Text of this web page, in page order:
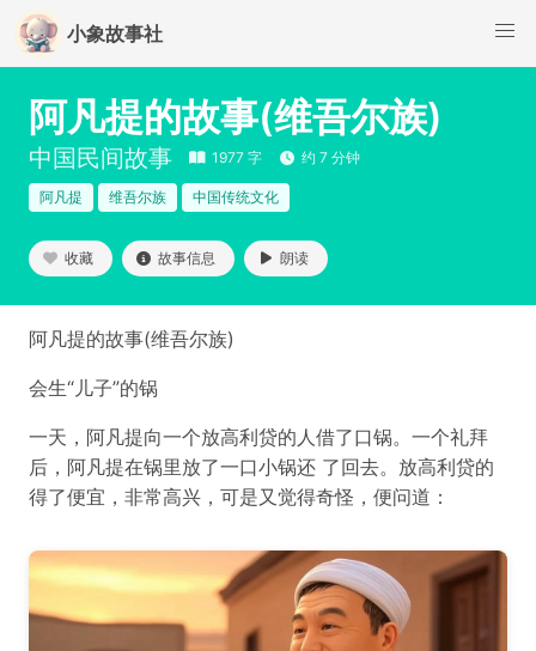
小象故事社
阿凡提的故事(维吾尔族)
中国民间故事 1977 字 约 7 分钟
阿凡提 维吾尔族 中国传统文化
收藏 故事信息 朗读
阿凡提的故事(维吾尔族)
会生“儿子”的锅
一天，阿凡提向一个放高利贷的人借了口锅。一个礼拜
后，阿凡提在锅里放了一口小锅还 了回去。放高利贷的
得了便宜，非常高兴，可是又觉得奇怪，便问道：